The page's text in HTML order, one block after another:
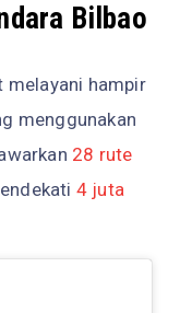
Bilbao
melayani hampir
menggunakan
28 rute
4 juta